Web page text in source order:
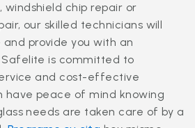
chip repair or
our skilled technicians will
provide you with an
is committed to
and cost-effective
have peace of mind knowing
needs are taken care of by a